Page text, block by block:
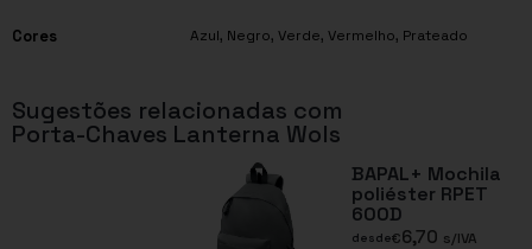
Cores Azul, Negro, Verde, Vermelho, Prateado
Sugestões relacionadas com
Porta-Chaves Lanterna Wols
BAPAL+ Mochila
poliéster RPET
600D
desde€6,70 s/IVA